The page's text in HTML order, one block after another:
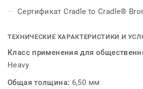
Сертификат Cradle to Cradle®
ТЕХНИЧЕСКИЕ ХАРАКТЕРИСТИКИ И
Класс применения для
Heavy
Общая толщина: 6,50 мм